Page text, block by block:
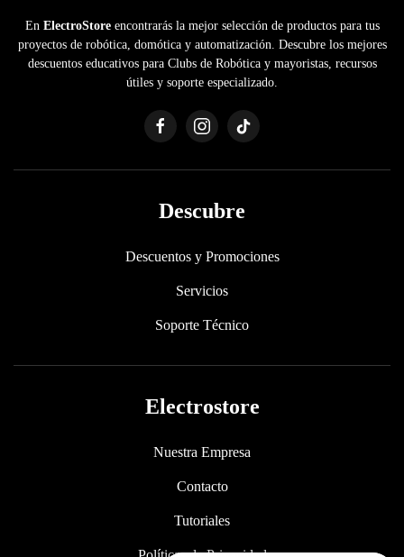
En ElectroStoreencontrarás la mejor selección de productos para tus
proyectos de robótica, domótica y automatización. Descubre los mejores
descuentos educativos para Clubs de Robótica y mayoristas, recursos
útiles y soporte especializado.
Descubre
Descuentos y Promociones
Servicios
Soporte Técnico
Electrostore
Nuestra Empresa
Contacto
Tutoriales